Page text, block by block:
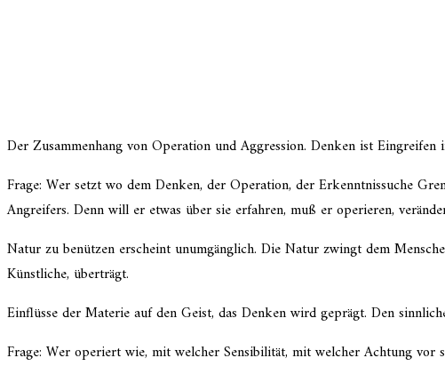
Der Zusammenhang von Operation und Aggression. Denken ist Eingreifen
Frage: Wer setzt wo dem Denken, der Operation, der Erkenntnissuche
Angreifers. Denn will er etwas über sie erfah­ren, muß er operie­ren,
Natur zu benüt­zen erscheint unumgäng­lich. Die Natur zwingt dem
Künstliche, überträgt.
Einflüsse der Materie auf den Geist, das Denken wird geprägt. Den
Frage: Wer operiert wie, mit welcher Sensibilität, mit welcher Achtung vor